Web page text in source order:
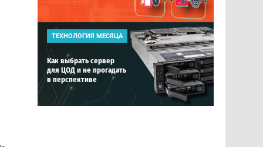
ТЕХНОЛОГИЯ МЕСЯЦА
Как выбрать сервер
для ЦОД и не прогадать
в перспективе